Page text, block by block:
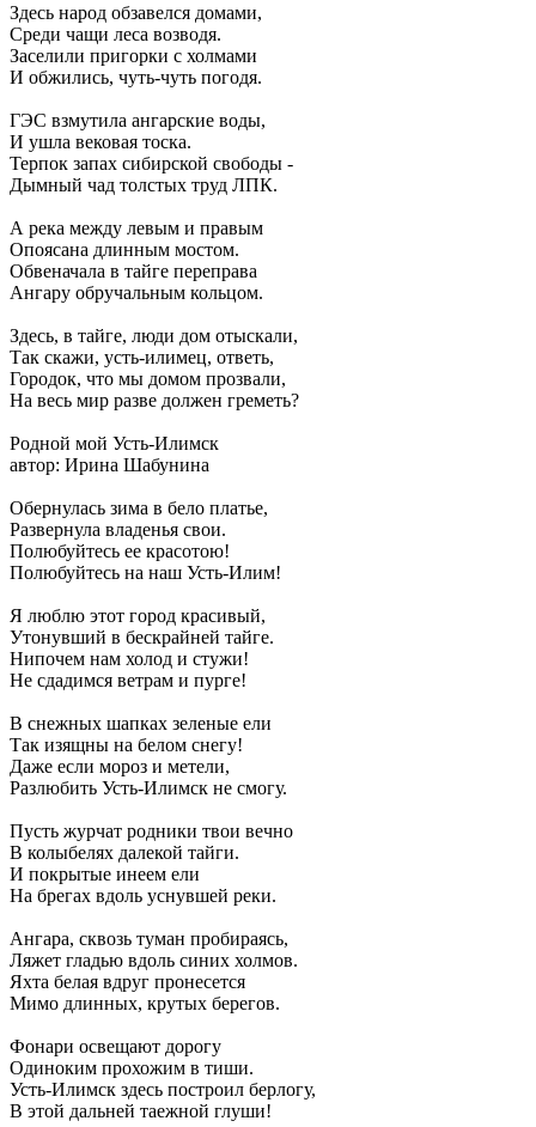
Здесь народ обзавелся домами,
Среди чащи леса возводя.
Заселили пригорки с холмами
И обжились, чуть-чуть погодя.
ГЭС взмутила ангарские воды,
И ушла вековая тоска.
Терпок запах сибирской свободы -
Дымный чад толстых труд ЛПК.
А река между левым и правым
Опоясана длинным мостом.
Обвеначала в тайге переправа
Ангару обручальным кольцом.
Здесь, в тайге, люди дом отыскали,
Так скажи, усть-илимец, ответь,
Городок, что мы домом прозвали,
На весь мир разве должен греметь?
Родной мой Усть-Илимск
автор: Ирина Шабунина
Обернулась зима в бело платье,
Развернула владенья свои.
Полюбуйтесь ее красотою!
Полюбуйтесь на наш Усть-Илим!
Я люблю этот город красивый,
Утонувший в бескрайней тайге.
Нипочем нам холод и стужи!
Не сдадимся ветрам и пурге!
В снежных шапках зеленые ели
Так изящны на белом снегу!
Даже если мороз и метели,
Разлюбить Усть-Илимск не смогу.
Пусть журчат родники твои вечно
В колыбелях далекой тайги.
И покрытые инеем ели
На брегах вдоль уснувшей реки.
Ангара, сквозь туман пробираясь,
Ляжет гладью вдоль синих холмов.
Яхта белая вдруг пронесется
Мимо длинных, крутых берегов.
Фонари освещают дорогу
Одиноким прохожим в тиши.
Усть-Илимск здесь построил берлогу,
В этой дальней таежной глуши!